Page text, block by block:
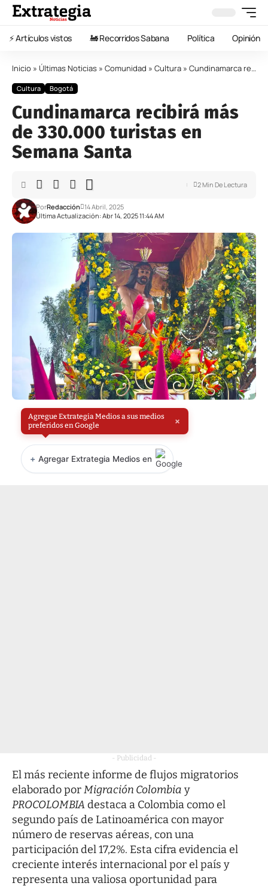
⚡️ Artículos vistos 🚂 Recorridos Sabana Política Opinión
Inicio » Últimas Noticias » Comunidad » Cultura » Cundinamarca recibirá más de 330.000 turistas en Semana Santa
Cultura Bogotá
Cundinamarca recibirá más
de 330.000 turistas en
Semana Santa
Última Actualización: Abr 14, 2025 11:44 AM
PorRedacción 14 Abril, 2025
2 Min De Lectura
Agregue Extrategia Medios a sus medios
preferidos en Google
×
+ Agregar Extrategia Medios en
- Publicidad -
El más reciente informe de flujos migratorios
elaborado porMigración Colombia y
PROCOLOMBIAdestaca a Colombia como el
segundo país de Latinoamérica con mayor
número de reservas aéreas, con una
participación del 17,2%. Esta cifra evidencia el
creciente interés internacional por el país y
representa una valiosa oportunidad para